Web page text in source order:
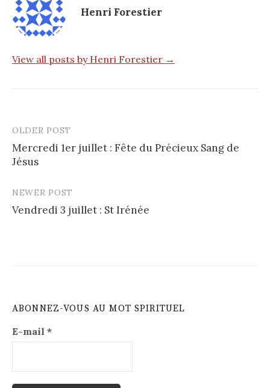
Henri Forestier
View all posts by Henri Forestier →
Post
navigation
OLDER POST
Mercredi 1er juillet : Fête du Précieux Sang de
Jésus
NEWER POST
Vendredi 3 juillet : St Irénée
ABONNEZ-VOUS AU MOT SPIRITUEL
E-mail *